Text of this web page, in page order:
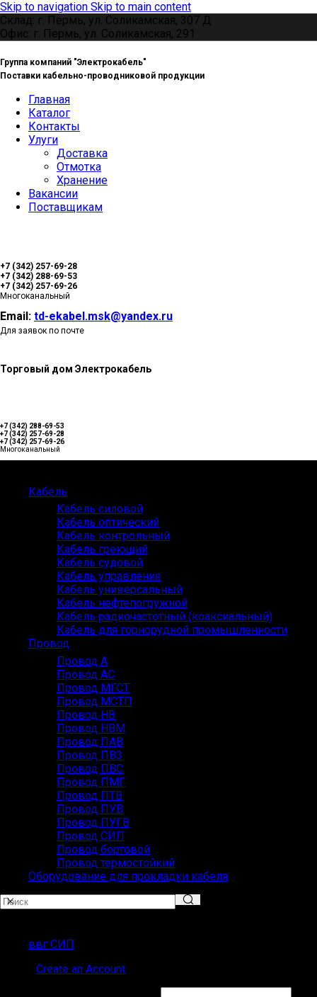
Skip to navigation Skip to main content
Склад: г. Пермь, ул. Соликамская, 307 Д
Офис: г. Пермь, ул. Соликамская, 291
Группа компаний "Электрокабель"
Поставки кабельно-проводниковой продукции
Главная
Каталог
Контакты
Улуги
Доставка
Отмотка
Хранение
Вакансии
Поставщикам
+7 (342) 257-69-28
+7 (342) 288-69-53
+7 (342) 257-69-26
Многоканальный
Email: td-ekabel.msk@yandex.ru
Для заявок по почте
Торговый дом Электрокабель
+7 (342) 288-69-53
+7 (342) 257-69-28
+7 (342) 257-69-26
Многоканальный
Кабель
Кабель силовой
Кабель оптический
Кабель контрольный
Кабель греющий
Кабель судовой
Кабель управления
Кабель универсальный
Кабель нефтепогружной
Кабель радиочастотный (коаксиальный)
Кабель для горнорудной промышленности
Провод
Провод А
Провод АС
Провод МГСТ
Провод МСТП
Провод НВ
Провод НВМ
Провод ПАВ
Провод ПВ3
Провод ПВС
Провод ПМГ
Провод ПТВ
Провод ПУВ
Провод ПУГВ
Провод СИП
Провод бортовой
Провод термостойкий
Оборудование для прокладки кабеля
ввг СИП
Create an Account